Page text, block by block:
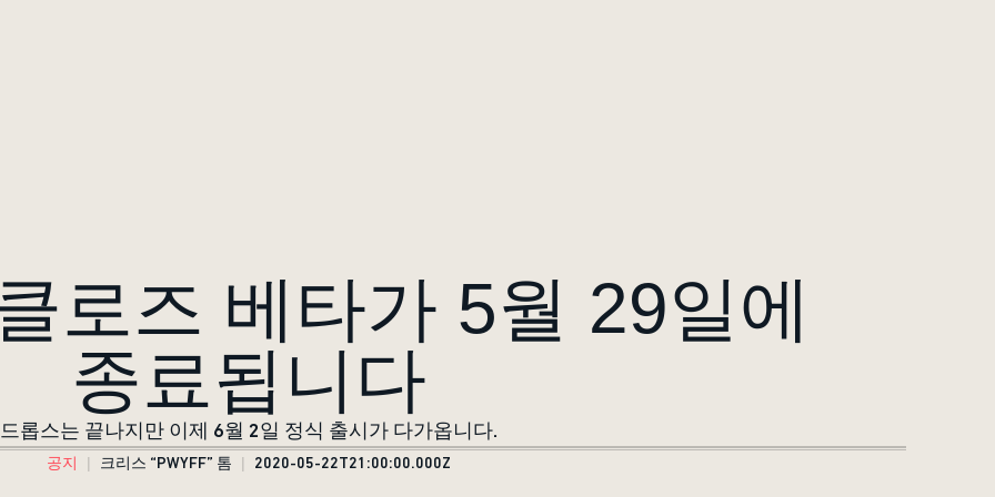
로즈 베타가 5월 29일에
종료됩니다
드롭스는 끝나지만 이제 6월 2일 정식 출시가 다가옵니다.
공지 크리스 “PWYFF” 톰 2020-05-22T21:00:00.000Z